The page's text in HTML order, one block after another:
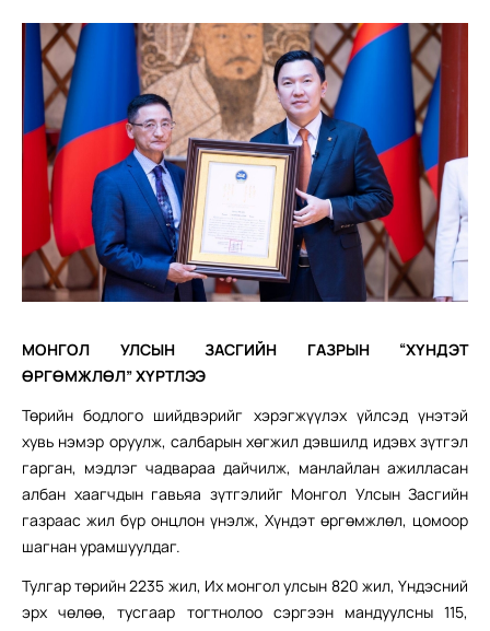
МОНГОЛ УЛСЫН ЗАСГИЙН ГАЗРЫН “ХҮНДЭТ
ӨРГӨМЖЛӨЛ” ХҮРТЛЭЭ
Төрийн бодлого шийдвэрийг хэрэгжүүлэх үйлсэд үнэтэй
хувь нэмэр оруулж, салбарын хөгжил дэвшилд идэвх зүтгэл
гарган, мэдлэг чадвараа дайчилж, манлайлан ажилласан
албан хаагчдын гавьяа зүтгэлийг Монгол Улсын Засгийн
газраас жил бүр онцлон үнэлж, Хүндэт өргөмжлөл, цомоор
шагнан урамшуулдаг.
Тулгар төрийн 2235 жил, Их монгол улсын 820 жил, Үндэсний
эрх чөлөө, тусгаар тогтнолоо сэргээн мандуулсны 115,